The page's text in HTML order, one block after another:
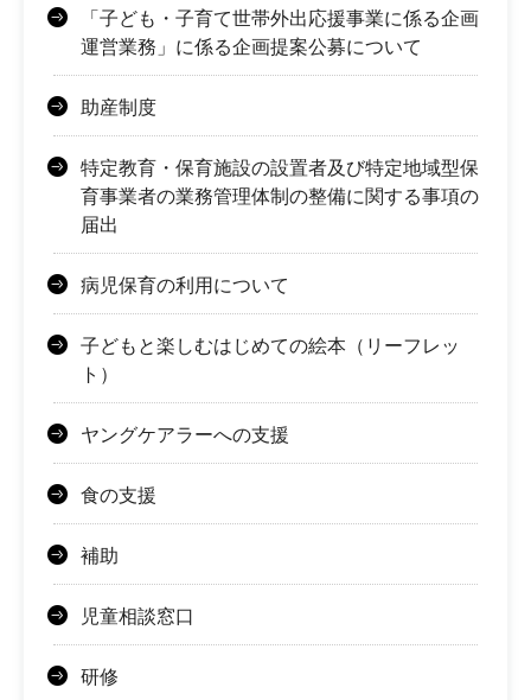
「子ども・子育て世帯外出応援事業に係る企画
運営業務」に係る企画提案公募について
助産制度
特定教育・保育施設の設置者及び特定地域型保
育事業者の業務管理体制の整備に関する事項の
届出
病児保育の利用について
子どもと楽しむはじめての絵本（リーフレッ
ト）
ヤングケアラーへの支援
食の支援
補助
児童相談窓口
研修